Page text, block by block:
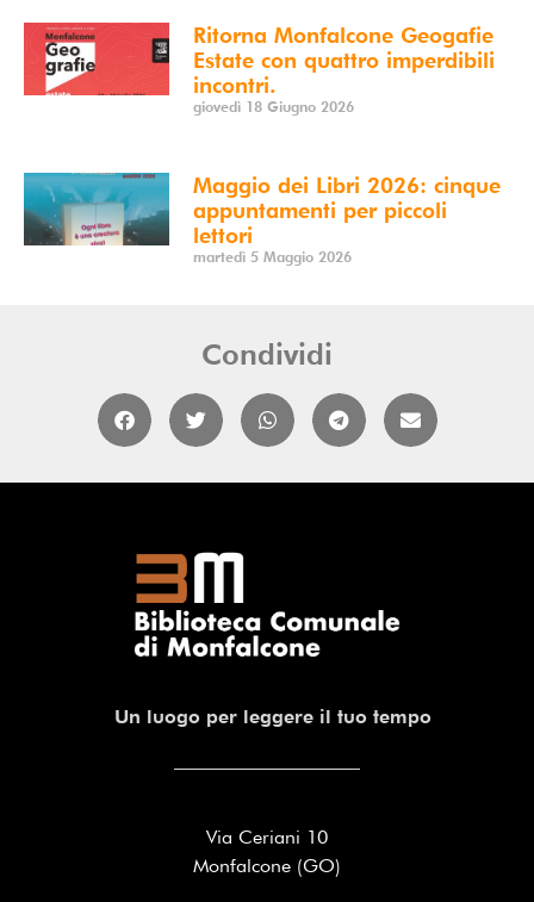
Ritorna Monfalcone Geogafie
Estate con quattro imperdibili
incontri.
giovedì 18 Giugno 2026
Maggio dei Libri 2026: cinque
appuntamenti per piccoli
lettori
martedì 5 Maggio 2026
Condividi
Un luogo per leggere il tuo tempo
Via Ceriani 10
Monfalcone (GO)